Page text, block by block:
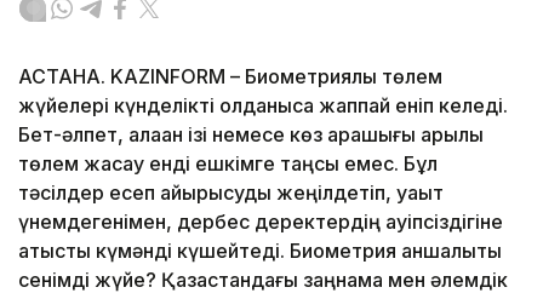
АСТАНА. KAZINFORM – Биометриялық төлем
жүйелері күнделікті қолданысқа жаппай еніп келеді.
Бет-әлпет, алақан ізі немесе көз қарашығы арқылы
төлем жасау енді ешкімге таңсық емес. Бұл
тәсілдер есеп айырысуды жеңілдетіп, уақыт
үнемдегенімен, дербес деректердің қауіпсіздігіне
қатысты күмәнді күшейтеді. Биометрия қаншалықты
сенімді жүйе? Қазақстандағы заңнама мен әлемдік